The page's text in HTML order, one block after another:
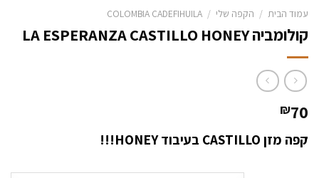
עמוד הבית / הקפה שלי /
COLOMBIA CADEFIHUILA
קולומביה LA ESPERANZA CASTILLO HONEY
₪70
קפה מזן CASTILLO בעיבוד HONEY!!!